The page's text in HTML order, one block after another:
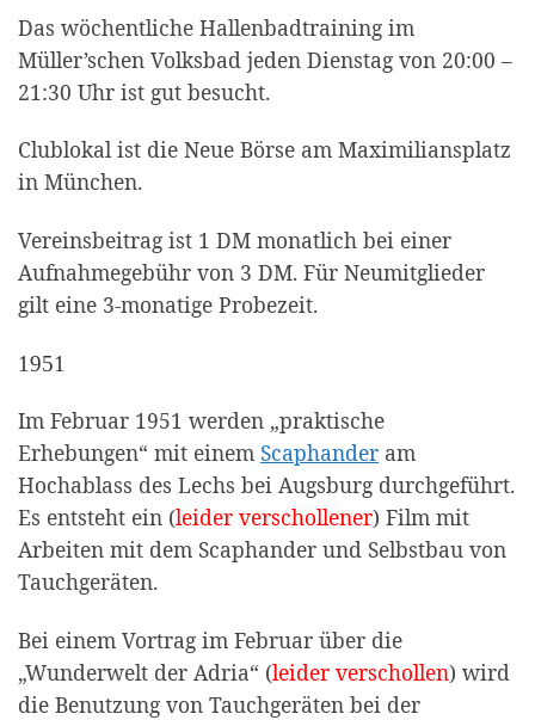
Das wöchentliche Hallenbadtraining im
Müller’schen Volksbad jeden Dienstag von 20:00 –
21:30 Uhr ist gut besucht.
Clublokal ist die Neue Börse am Maximiliansplatz
in München.
Vereinsbeitrag ist 1 DM monatlich bei einer
Aufnahmegebühr von 3 DM. Für Neumitglieder
gilt eine 3-monatige Probezeit.
1951
Im Februar 1951 werden „praktische
Erhebungen“ mit einem Scaphander am
Hochablass des Lechs bei Augsburg durchgeführt.
Es entsteht ein (leider verschollener) Film mit
Arbeiten mit dem Scaphander und Selbstbau von
Tauchgeräten.
Bei einem Vortrag im Februar über die
„Wunderwelt der Adria“ (leider verschollen) wird
die Benutzung von Tauchgeräten bei der